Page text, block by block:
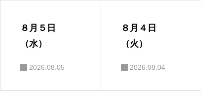
８月５日
（水）
2026.08.05
８月４日
（火）
2026.08.04